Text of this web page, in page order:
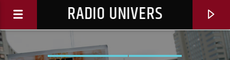
RADIO UNIVERS